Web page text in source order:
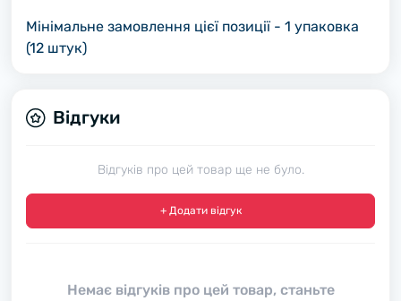
Мінімальне замовлення цієї позиції - 1 упаковка
(12 штук)
Відгуки
Відгуків про цей товар ще не було.
+ Додати відгук
Немає відгуків про цей товар, станьте